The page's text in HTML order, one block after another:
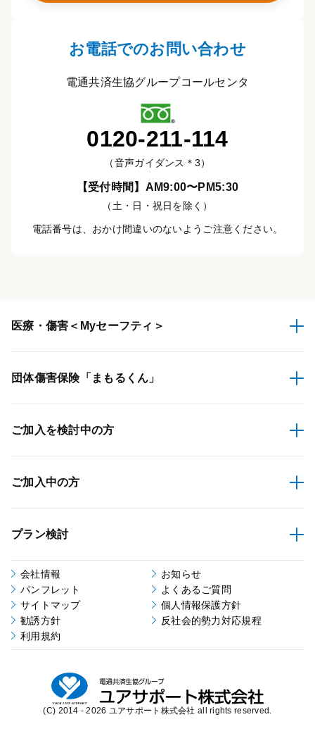
お電話でのお問い合わせ
電通共済生協グループコールセンタ
0120-211-114
（音声ガイダンス＊3）
【受付時間】AM9:00〜PM5:30
（土・日・祝日を除く）
電話番号は、おかけ間違いのないようご注意ください。
医療・傷害 ＜Myセーフティ＞
団体傷害保険「まもるくん」
ご加入を検討中の方
ご加入中の方
プラン検討
会社情報
お知らせ
パンフレット
よくあるご質問
サイトマップ
個人情報保護方針
勧誘方針
反社会的勢力対応規程
利用規約
(C) 2014 - 2026 ユアサポート株式会社 all rights reserved.